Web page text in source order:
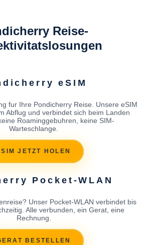
Reise-
eSIM
fur Ihre Pondicherry Reise. Unsere eSIM
Abflug und verbindet sich beim Landen
Roaminggebuhren, keine SIM-
Warteschlange.
JETZT HOLEN
Pocket-WLAN
Unser Pocket-WLAN verbindet bis
Alle verbunden, ein Gerat, eine
Rechnung.
BESTELLEN